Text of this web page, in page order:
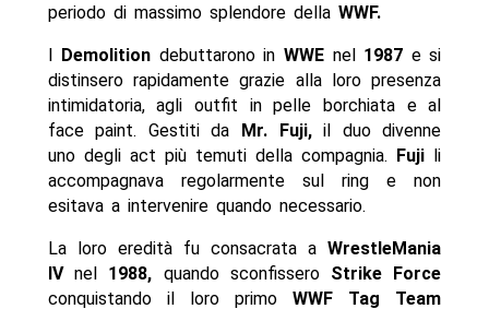
periodo di massimo splendore della WWF.
Demolition debuttarono in WWE nel 1987 e si
distinsero rapidamente grazie alla loro presenza
intimidatoria, agli outfit in pelle borchiata e al
face paint. Gestiti da
Mr. Fuji,il duo divenne
uno degli act più temuti della compagnia.
Fuji li
accompagnava regolarmente sul ring e non
esitava a intervenire quando necessario.
La loro eredità fu consacrata aWrestleMania
IVnel 1988, quando sconfissero Strike Force
conquistando il loro primoWWF Tag Team